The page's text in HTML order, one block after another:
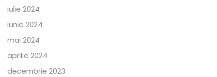
iulie 2024
iunie 2024
mai 2024
aprilie 2024
decembrie 2023